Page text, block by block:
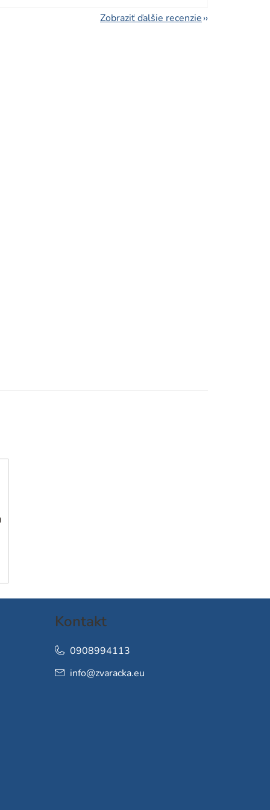
Zobraziť ďalšie recenzie
Kontakt
info@zvaracka.eu
0908994113